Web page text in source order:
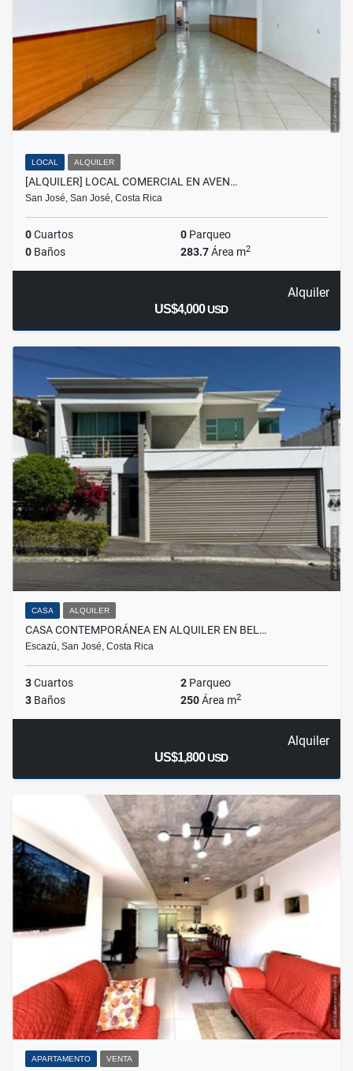
LOCAL ALQUILER
[ALQUILER] LOCAL COMERCIAL EN AVEN…
San José, San José, Costa Rica
0Cuartos 0 Parqueo
0 Baños 283.7Área m2
Alquiler
US$4,000USD
CASA ALQUILER
CASA CONTEMPORÁNEA EN ALQUILER EN BEL…
Escazú, San José, Costa Rica
3Cuartos 2 Parqueo
3 Baños 250Área m2
Alquiler
US$1,800USD
APARTAMENTO VENTA